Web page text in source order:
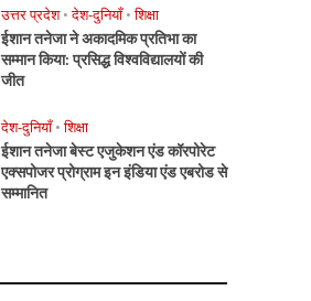
उत्तर प्रदेश • देश-दुनियाँ • शिक्षा
ईशान तनेजा ने अकादमिक प्रतिभा का
सम्मान किया: प्रसिद्ध विश्वविद्यालयों की
जीत
देश-दुनियाँ • शिक्षा
ईशान तनेजा बेस्ट एजुकेशन एंड कॉरपोरेट
एक्सपोजर प्रोग्राम इन इंडिया एंड एबरोड से
सम्मानित